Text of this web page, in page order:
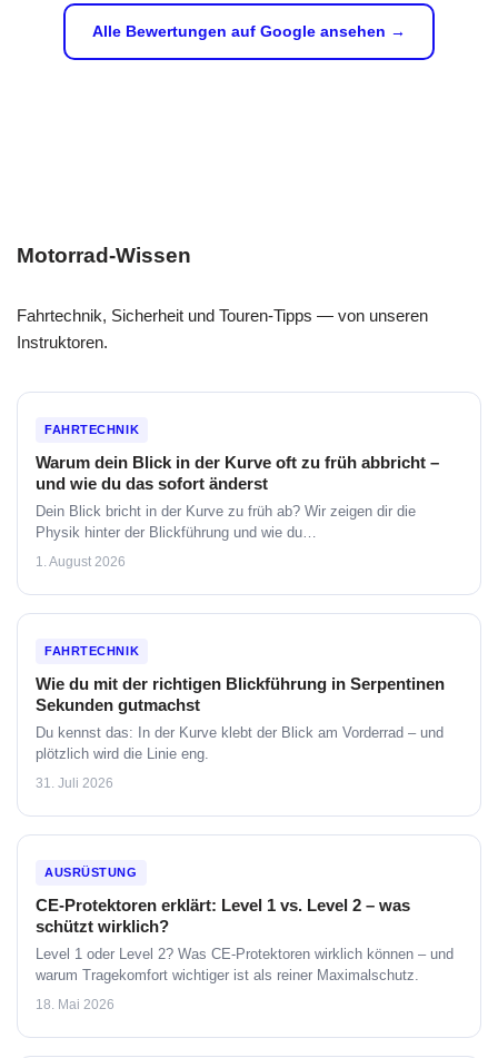
Alle Bewertungen auf Google ansehen →
Motorrad-Wissen
Fahrtechnik, Sicherheit und Touren-Tipps — von unseren
Instruktoren.
FAHRTECHNIK
Warum dein Blick in der Kurve oft zu früh abbricht –
und wie du das sofort änderst
Dein Blick bricht in der Kurve zu früh ab? Wir zeigen dir die
Physik hinter der Blickführung und wie du…
1. August 2026
FAHRTECHNIK
Wie du mit der richtigen Blickführung in Serpentinen
Sekunden gutmachst
Du kennst das: In der Kurve klebt der Blick am Vorderrad – und
plötzlich wird die Linie eng.
31. Juli 2026
AUSRÜSTUNG
CE-Protektoren erklärt: Level 1 vs. Level 2 – was
schützt wirklich?
Level 1 oder Level 2? Was CE-Protektoren wirklich können – und
warum Tragekomfort wichtiger ist als reiner Maximalschutz.
18. Mai 2026